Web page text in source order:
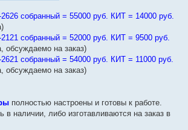
собранный = 55000 руб. КИТ = 14000 руб.
собранный = 52000 руб. КИТ = 9500 руб.
обсуждаемо на заказ)
собранный = 54000 руб. КИТ = 11000 руб.
обсуждаемо на заказ)
полностью настроены и готовы к работе.
в наличии, либо изготавливаются на заказ в